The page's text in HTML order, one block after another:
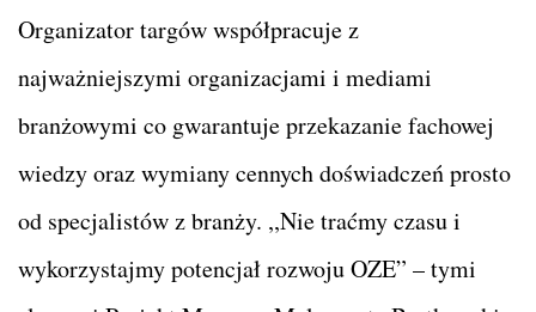
Organizator targów współpracuje z
najważniejszymi organizacjami i mediami
branżowymi co gwarantuje przekazanie fachowej
wiedzy oraz wymiany cennych doświadczeń prosto
od specjalistów z branży. ,,Nie traćmy czasu i
wykorzystajmy potencjał rozwoju OZE” – tymi